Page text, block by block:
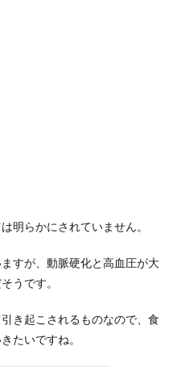
明らかにされていません。
すが、動脈硬化と高血圧が大
うです。
き起こされるものなので、食
たいですね。